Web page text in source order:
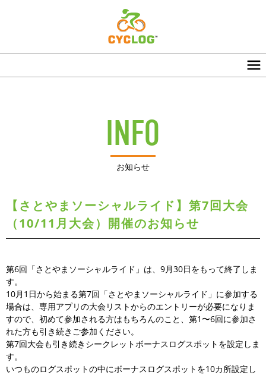
INFO
お知らせ
【さとやまソーシャルライド】第7回大会
（10/11月大会）開催のお知らせ
第6回「さとやまソーシャルライド」は、9月30日をもって終了しま
す。
10月1日から始まる第7回「さとやまソーシャルライド」に参加する
場合は、専用アプリの大会リストからのエントリーが必要になりま
すので、初めて参加される方はもちろんのこと、第1〜6回に参加さ
れた方も引き続きご参加ください。
第7回大会も引き続きシークレットボーナスログスポットを設定しま
す。
いつものログスポットの中にボーナスログスポットを10カ所設定し